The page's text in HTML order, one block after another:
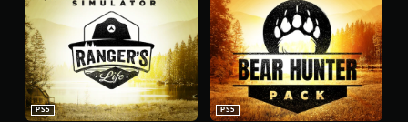
PS5
PS5